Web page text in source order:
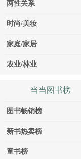
两性关系
时尚/美妆
家庭/家居
农业/林业
当当图书榜
图书畅销榜
新书热卖榜
童书榜